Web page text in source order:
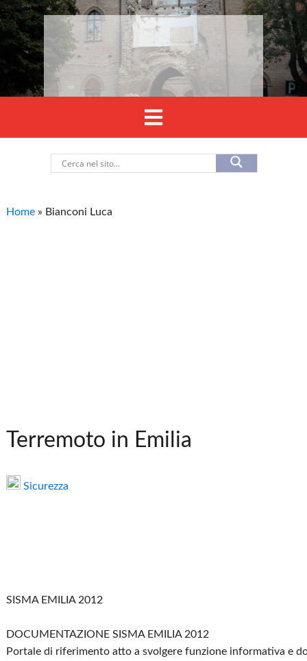
Home » Bianconi Luca
Terremoto in Emilia
Sicurezza
SISMA EMILIA 2012
DOCUMENTAZIONE SISMA EMILIA 2012
Portale di riferimento atto a svolgere funzione informativa e